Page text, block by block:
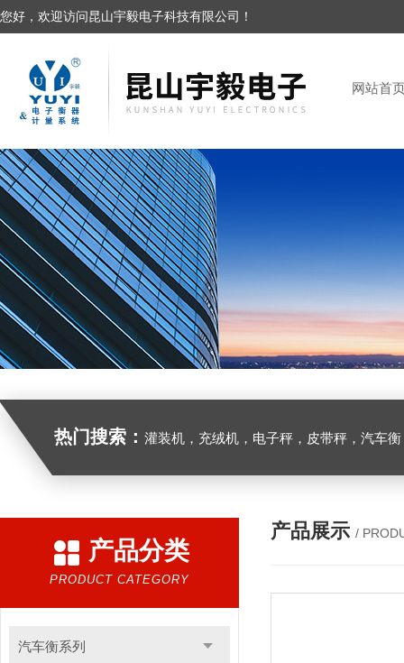
您好，欢迎访问昆山宇毅电子科技有限公司！
网站首
热门搜索： 灌装机，充绒机，电子秤，皮带秤，汽车
产品分类
PRODUCT CATEGORY
汽车衡系列
产品展示 /